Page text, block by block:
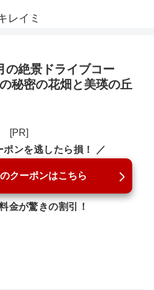
レイミ
の絶景ドライブコー
秘密の花畑と美瑛の丘
[PR]
ポンを逃したら損！ ／
クーポンはこちら
金が驚きの割引！